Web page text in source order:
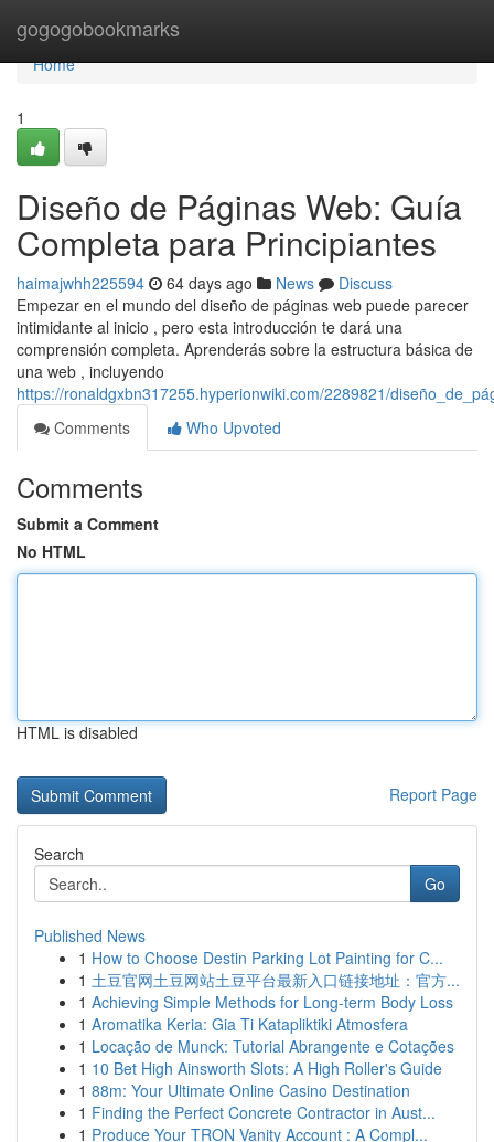
gogogobookmarks
Home
Home
1
Diseño de Páginas Web: Guía
Completa para Principiantes
haimajwhh225594 64 days ago News
Discuss
Empezar en el mundo del diseño de páginas web puede parecer
intimidante al inicio , pero esta introducción te dará una
comprensión completa. Aprenderás sobre la estructura básica de
una web , incluyendo
https://ronaldgxbn317255.hyperionwiki.com/2289821/
Comments
Who Upvoted
Comments
Submit a Comment
No HTML
HTML is disabled
Report Page
Search
Go
Published News
1 How to Choose Destin Parking Lot Painting for C...
1 土豆官网土豆网站土豆平台最新入口链接地址：官方...
1 Achieving Simple Methods for Long-term Body Loss
1 Aromatika Keria: Gia Ti Katapliktiki Atmosfera
1 Locação de Munck: Tutorial Abrangente e Cotações
1 10 Bet High Ainsworth Slots: A High Roller's Guide
1 88m: Your Ultimate Online Casino Destination
1 Finding the Perfect Concrete Contractor in Aust...
1 Produce Your TRON Vanity Account : A Compl...